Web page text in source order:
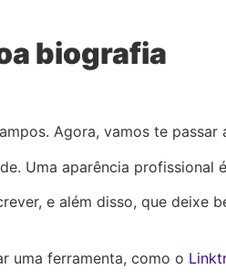
biografia
Agora, vamos te passar
Uma aparência
e além disso, que
uma ferramenta, como o